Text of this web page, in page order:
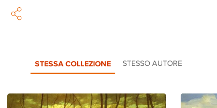
STESSA COLLEZIONE STESSO AUTORE